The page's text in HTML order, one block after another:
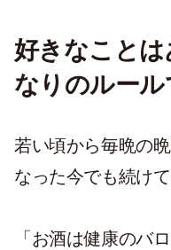
好きなこと
なりのルール
若い頃から毎晩の
なった今でも続けて
「お酒は健康のバ